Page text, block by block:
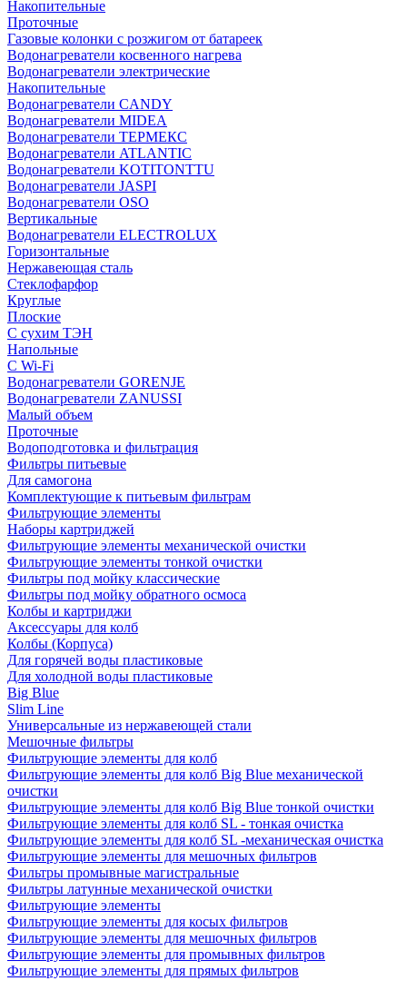
Накопительные
Проточные
Газовые колонки с розжигом от батареек
Водонагреватели косвенного нагрева
Водонагреватели электрические
Накопительные
Водонагреватели CANDY
Водонагреватели MIDEA
Водонагреватели ТЕРМЕКС
Водонагреватели ATLANTIC
Водонагреватели KOTITONTTU
Водонагреватели JASPI
Водонагреватели OSO
Вертикальные
Водонагреватели ELECTROLUX
Горизонтальные
Нержавеющая сталь
Стеклофарфор
Круглые
Плоские
С сухим ТЭН
Напольные
С Wi-Fi
Водонагреватели GORENJE
Водонагреватели ZANUSSI
Малый объем
Проточные
Водоподготовка и фильтрация
Фильтры питьевые
Для самогона
Комплектующие к питьевым фильтрам
Фильтрующие элементы
Наборы картриджей
Фильтрующие элементы механической очистки
Фильтрующие элементы тонкой очистки
Фильтры под мойку классические
Фильтры под мойку обратного осмоса
Колбы и картриджи
Аксессуары для колб
Колбы (Корпуса)
Для горячей воды пластиковые
Для холодной воды пластиковые
Big Blue
Slim Line
Универсальные из нержавеющей стали
Мешочные фильтры
Фильтрующие элементы для колб
Фильтрующие элементы для колб Big Blue механической
очистки
Фильтрующие элементы для колб Big Blue тонкой очистки
Фильтрующие элементы для колб SL - тонкая очистка
Фильтрующие элементы для колб SL -механическая очистка
Фильтрующие элементы для мешочных фильтров
Фильтры промывные магистральные
Фильтры латунные механической очистки
Фильтрующие элементы
Фильтрующие элементы для косых фильтров
Фильтрующие элементы для мешочных фильтров
Фильтрующие элементы для промывных фильтров
Фильтрующие элементы для прямых фильтров